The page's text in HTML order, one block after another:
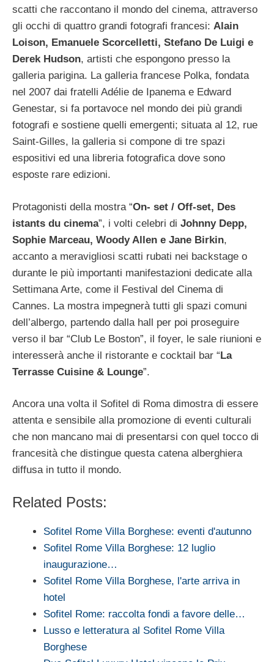
scatti che raccontano il mondo del cinema, attraverso
gli occhi di quattro grandi fotografi francesi: Alain
Loison, Emanuele Scorcelletti, Stefano De Luigi e
Derek Hudson, artisti che espongono presso la
galleria parigina. La galleria francese Polka, fondata
nel 2007 dai fratelli Adélie de Ipanema e Edward
Genestar, si fa portavoce nel mondo dei più grandi
fotografi e sostiene quelli emergenti; situata al 12, rue
Saint-Gilles, la galleria si compone di tre spazi
espositivi ed una libreria fotografica dove sono
esposte rare edizioni.
Protagonisti della mostra “On- set / Off-set, Des
istants du cinema”, i volti celebri di Johnny Depp,
Sophie Marceau, Woody Allen e Jane Birkin,
accanto a meravigliosi scatti rubati nei backstage o
durante le più importanti manifestazioni dedicate alla
Settimana Arte, come il Festival del Cinema di
Cannes. La mostra impegnerà tutti gli spazi comuni
dell’albergo, partendo dalla hall per poi proseguire
verso il bar “Club Le Boston”, il foyer, le sale riunioni e
interesserà anche il ristorante e cocktail bar “La
Terrasse Cuisine & Lounge”.
Ancora una volta il Sofitel di Roma dimostra di essere
attenta e sensibile alla promozione di eventi culturali
che non mancano mai di presentarsi con quel tocco di
francesità che distingue questa catena alberghiera
diffusa in tutto il mondo.
Related Posts:
Sofitel Rome Villa Borghese: eventi d'autunno
Sofitel Rome Villa Borghese: 12 luglio
inaugurazione…
Sofitel Rome Villa Borghese, l'arte arriva in
hotel
Sofitel Rome: raccolta fondi a favore delle…
Lusso e letteratura al Sofitel Rome Villa
Borghese